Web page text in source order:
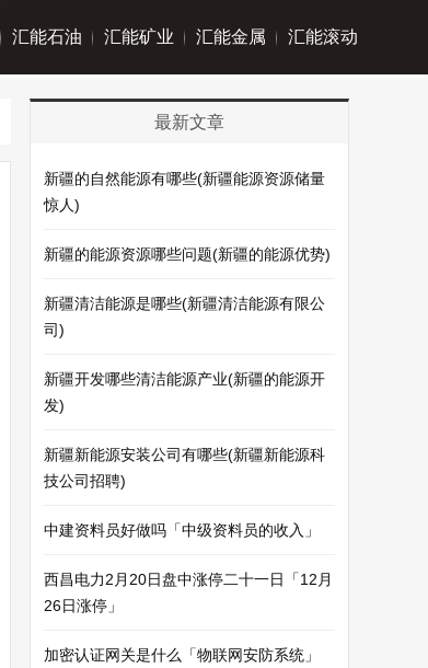
汇能石油 汇能矿业 汇能金属 汇能滚动
最新文章
新疆的自然能源有哪些(新疆能源资源储量
惊人)
新疆的能源资源哪些问题(新疆的能源优势)
新疆清洁能源是哪些(新疆清洁能源有限公
司)
新疆开发哪些清洁能源产业(新疆的能源开
发)
新疆新能源安装公司有哪些(新疆新能源科
技公司招聘)
中建资料员好做吗「中级资料员的收入」
西昌电力2月20日盘中涨停二十一日「12月
26日涨停」
加密认证网关是什么「物联网安防系统」